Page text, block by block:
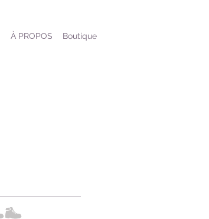
À PROPOS Boutique